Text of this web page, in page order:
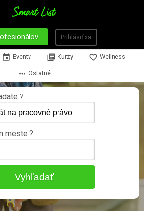
Prihlásiť sa
event Eventy library_books Kurzy favorite_border Wellness
more_horiz Ostatné
?
meste ?